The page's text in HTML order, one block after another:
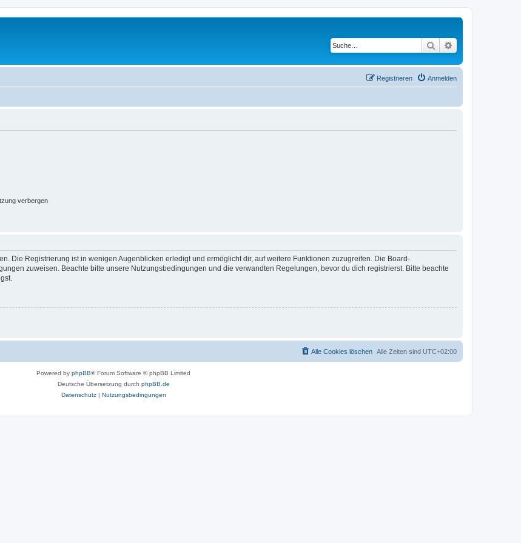
Suche
Anmelden
Registrieren
verbergen
Die Registrierung ist in wenigen Augenblicken erledigt und ermöglicht dir, auf weitere Funktionen zuzugreifen. Die Board-
zuweisen. Beachte bitte unsere Nutzungsbedingungen und die verwandten Regelungen, bevor du dich registrierst. Bitte beachte
Alle Zeiten sind UTC+02:00
Alle Cookies löschen
Powered by phpBB® Forum Software © phpBB Limited
Deutsche Übersetzung durch phpBB.de
Datenschutz| Nutzungsbedingungen